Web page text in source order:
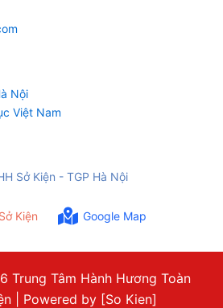
Nội
Việt Nam
Sở Kiện - TGP Hà Nội
Kiện Google Map
Trung Tâm Hành Hương Toàn
| Powered by [So Kien]